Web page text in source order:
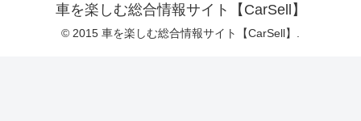
車を楽しむ総合情報サイト【CarSell】
© 2015 車を楽しむ総合情報サイト【CarSell】.